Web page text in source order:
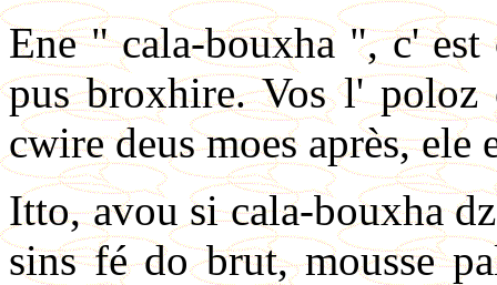
Ene " cala-bouxha ", c'
pus broxhire. Vos l'
cwire deus moes après, ele
Itto, avou si cala-bouxha
sins fé do brut, mousse